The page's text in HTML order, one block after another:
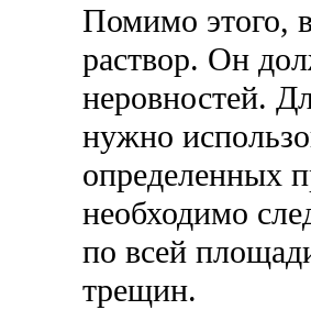
Помимо этого,
раствор. Он
неровностей.
нужно
определенных
необходимо
по всей
трещин.